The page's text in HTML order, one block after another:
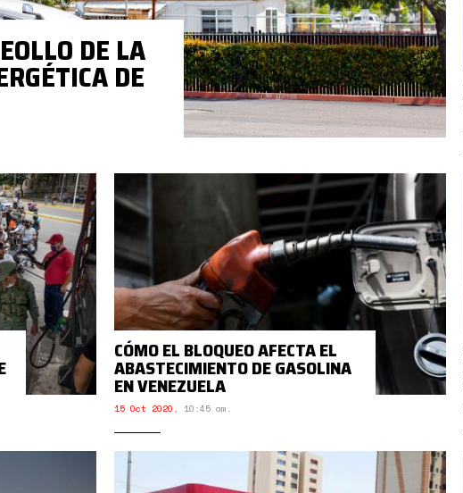
DE LA
DE
CÓMO EL BLOQUEO AFECTA EL
ABASTECIMIENTO DE GASOLINA
EN VENEZUELA
15 Oct 2020 , 10:45 am.